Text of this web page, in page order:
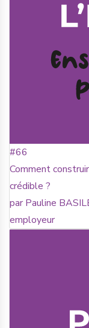
#66
Comment
crédible ?
par Pauline
employeur